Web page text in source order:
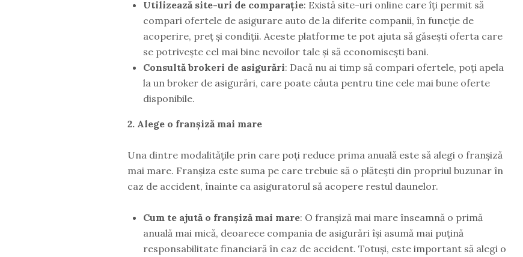
Utilizează site-uri de comparație: Există site-uri online care îți permit să
compari ofertele de asigurare auto de la diferite companii, în funcție de
acoperire, preț și condiții. Aceste platforme te pot ajuta să găsești oferta care
se potrivește cel mai bine nevoilor tale și să economisești bani.
Consultă brokeri de asigurări: Dacă nu ai timp să compari ofertele, poți apela
la un broker de asigurări, care poate căuta pentru tine cele mai bune oferte
disponibile.
2. Alege o franșiză mai mare
Una dintre modalitățile prin care poți reduce prima anuală este să alegi o franșiză
mai mare. Franșiza este suma pe care trebuie să o plătești din propriul buzunar în
caz de accident, înainte ca asiguratorul să acopere restul daunelor.
Cum te ajută o franșiză mai mare: O franșiză mai mare înseamnă o primă
anuală mai mică, deoarece compania de asigurări își asumă mai puțină
responsabilitate financiară în caz de accident. Totuși, este important să alegi o